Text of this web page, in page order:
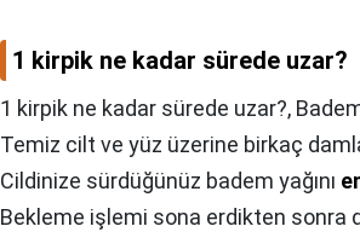
1 kirpik ne kadar sürede uzar?
1 kirpik ne kadar sürede uzar?,
Temiz cilt ve yüz üzerine birkaç
Cildinize sürdüğünüz badem yağını
Bekleme işlemi sona erdikten sonra